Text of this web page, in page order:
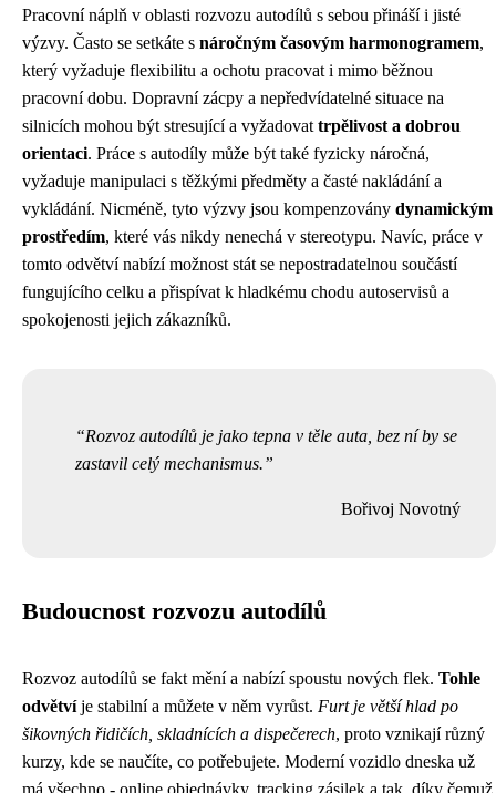
Pracovní náplň v oblasti rozvozu autodílů s sebou přináší i jisté
výzvy. Často se setkáte s náročným časovým harmonogramem,
který vyžaduje flexibilitu a ochotu pracovat i mimo běžnou
pracovní dobu. Dopravní zácpy a nepředvídatelné situace na
silnicích mohou být stresující a vyžadovat trpělivost a dobrou
orientaci. Práce s autodíly může být také fyzicky náročná,
vyžaduje manipulaci s těžkými předměty a časté nakládání a
vykládání. Nicméně, tyto výzvy jsou kompenzovány dynamickým
prostředím, které vás nikdy nenechá v stereotypu. Navíc, práce v
tomto odvětví nabízí možnost stát se nepostradatelnou součástí
fungujícího celku a přispívat k hladkému chodu autoservisů a
spokojenosti jejich zákazníků.
Rozvoz autodílů je jako tepna v těle auta, bez ní by se
zastavil celý mechanismus.
Bořivoj Novotný
Budoucnost rozvozu autodílů
Rozvoz autodílů se fakt mění a nabízí spoustu nových flek. Tohle
odvětvíje stabilní a můžete v něm vyrůst. Furt je větší hlad po
šikovných řidičích, skladnících a dispečerech, proto vznikají různý
kurzy, kde se naučíte, co potřebujete. Modernívozidlo dneska už
má všechno - online objednávky, tracking zásilek a tak, díky čemuž